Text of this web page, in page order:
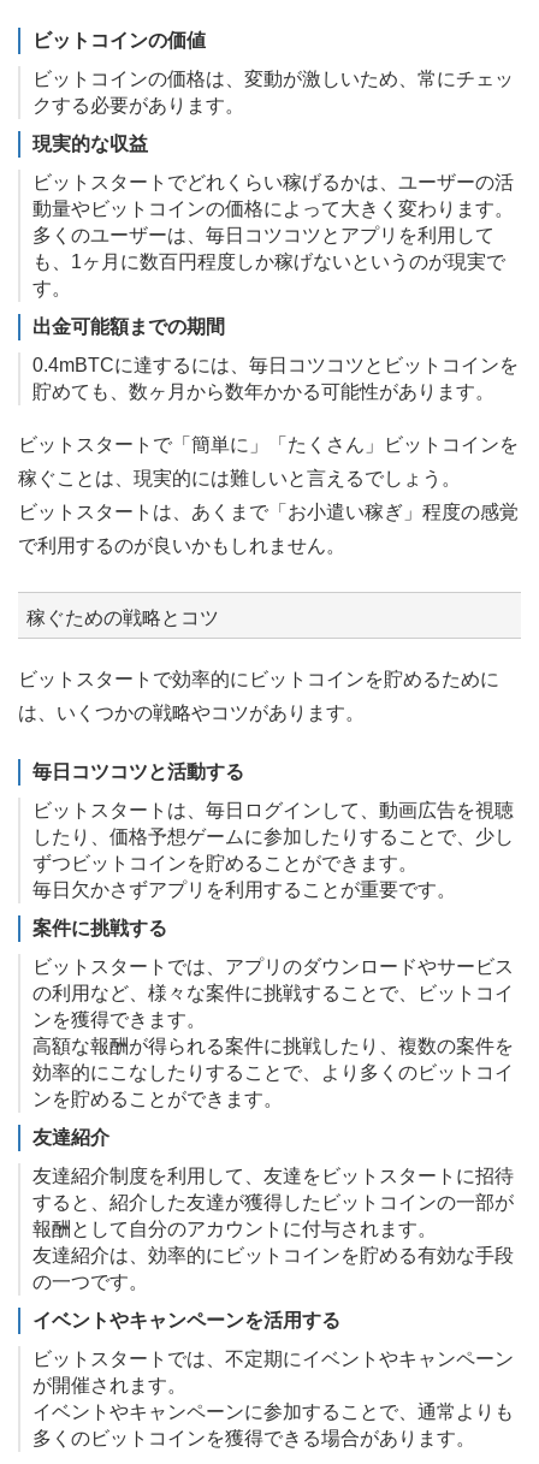
ビットコインの価値
ビットコインの価格は、変動が激しいため、常にチェッ
クする必要があります。
現実的な収益
ビットスタートでどれくらい稼げるかは、ユーザーの活
動量やビットコインの価格によって大きく変わります。
多くのユーザーは、毎日コツコツとアプリを利用して
も、1ヶ月に数百円程度しか稼げないというのが現実で
す。
出金可能額までの期間
0.4mBTCに達するには、毎日コツコツとビットコインを
貯めても、数ヶ月から数年かかる可能性があります。
ビットスタートで「簡単に」「たくさん」ビットコインを
稼ぐことは、現実的には難しいと言えるでしょう。
ビットスタートは、あくまで「お小遣い稼ぎ」程度の感覚
で利用するのが良いかもしれません。
稼ぐための戦略とコツ
ビットスタートで効率的にビットコインを貯めるために
は、いくつかの戦略やコツがあります。
毎日コツコツと活動する
ビットスタートは、毎日ログインして、動画広告を視聴
したり、価格予想ゲームに参加したりすることで、少し
ずつビットコインを貯めることができます。
毎日欠かさずアプリを利用することが重要です。
案件に挑戦する
ビットスタートでは、アプリのダウンロードやサービス
の利用など、様々な案件に挑戦することで、ビットコイ
ンを獲得できます。
高額な報酬が得られる案件に挑戦したり、複数の案件を
効率的にこなしたりすることで、より多くのビットコイ
ンを貯めることができます。
友達紹介
友達紹介制度を利用して、友達をビットスタートに招待
すると、紹介した友達が獲得したビットコインの一部が
報酬として自分のアカウントに付与されます。
友達紹介は、効率的にビットコインを貯める有効な手段
の一つです。
イベントやキャンペーンを活用する
ビットスタートでは、不定期にイベントやキャンペーン
が開催されます。
イベントやキャンペーンに参加することで、通常よりも
多くのビットコインを獲得できる場合があります。